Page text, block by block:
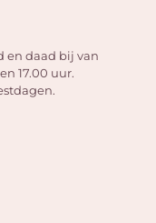
en daad bij van
17.00 uur.